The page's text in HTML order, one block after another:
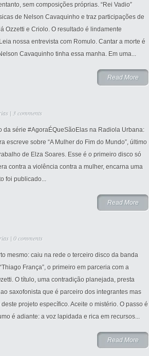
sem composições próprias. “Rei Vadio”
de Nelson Cavaquinho e traz participações de
Ozzetti e Criolo. O resultado é lindamente
nossa entrevista com Romulo. Cantar a morte é
Cavaquinho tinha essa manha. Em uma...
Read More
| 3 comments
da série #AgoraÉQueSãoElas na Radiola Urbana:
escreve sobre “A Mulher do Fim do Mundo”, último
de Elza Soares. Esse é o primeiro disco só
contra a violência contra a mulher, encarna uma
foi publicado...
Read More
| 0 comments
mesmo: caiu na rede o terceiro disco da banda
França”, o primeiro em parceria com a
O título, uma contradição planejada, presta
saxofonista que é parceiro dos integrantes mas
projeto específico. Aceite o mistério. O passo é
é adiante: a voz lapidada e rica em recursos...
Read More